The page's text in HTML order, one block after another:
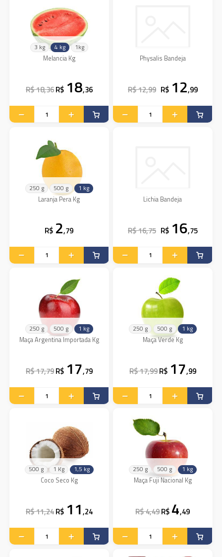
3 kg 4 kg 1kg
Melancia Kg
R$ 18,36R$ 18,36
Physalis Bandeja
R$ 12,99 R$ 12,99
250 g 500 g 1 kg
Laranja Pera Kg
R$ 2,79
Lichia Bandeja
R$ 16,75 R$ 16,75
250 g 500 g 1 kg
Maça Argentina Importada Kg
R$ 17,79R$ 17,79
250 g 500 g 1 kg
Maça Verde Kg
R$ 17,99R$ 17,99
500 g 1 Kg 1,5 kg
Coco Seco Kg
R$ 11,24R$ 11,24
250 g 500 g 1 kg
Maça Fuji Nacional Kg
R$ 4,49R$ 4,49